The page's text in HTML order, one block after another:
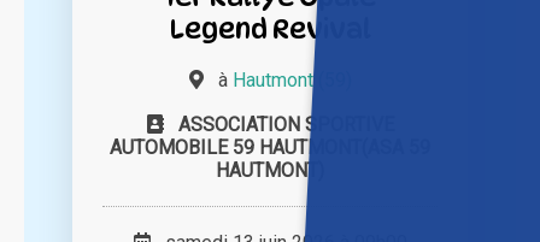
Legend Revival
à Hautmont (59)
ASSOCIATION SPORTIVE
AUTOMOBILE 59 HAUTMONT(ASA 59
HAUTMONT)